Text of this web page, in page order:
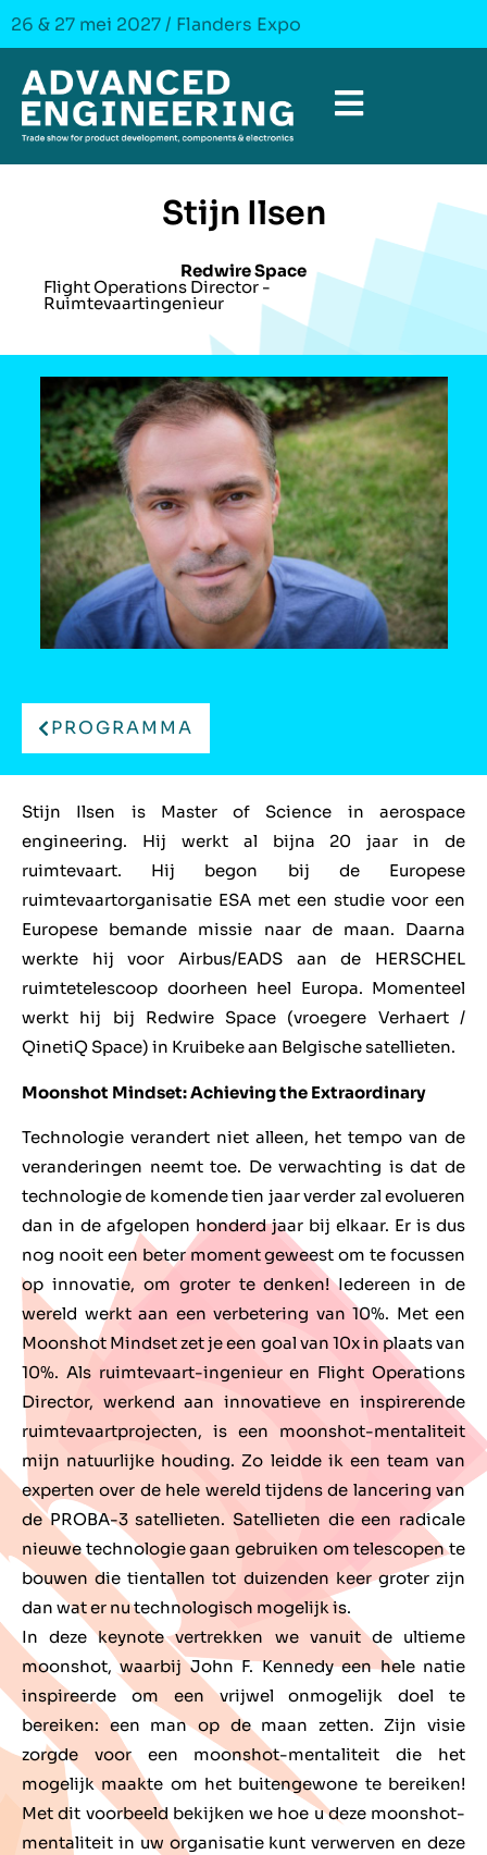
26 & 27 mei 2027 / Flanders Expo
Stijn Ilsen
Redwire Space
Flight Operations Director -
Ruimtevaartingenieur
PROGRAMMA
Stijn Ilsen is Master of Science in aerospace
engineering. Hij werkt al bijna 20 jaar in de
ruimtevaart. Hij begon bij de Europese
ruimtevaartorganisatie ESA met een studie voor een
Europese bemande missie naar de maan. Daarna
werkte hij voor Airbus/EADS aan de HERSCHEL
ruimtetelescoop doorheen heel Europa. Momenteel
werkt hij bij Redwire Space (vroegere Verhaert /
QinetiQ Space) in Kruibeke aan Belgische satellieten.
Moonshot Mindset: Achieving the Extraordinary
Technologie verandert niet alleen, het tempo van de
veranderingen neemt toe. De verwachting is dat de
technologie de komende tien jaar verder zal evolueren
dan in de afgelopen honderd jaar bij elkaar. Er is dus
nog nooit een beter moment geweest om te focussen
op innovatie, om groter te denken! Iedereen in de
wereld werkt aan een verbetering van 10%. Met een
Moonshot Mindset zet je een goal van 10x in plaats van
10%. Als ruimtevaart-ingenieur en Flight Operations
Director, werkend aan innovatieve en inspirerende
ruimtevaartprojecten, is een moonshot-mentaliteit
mijn natuurlijke houding. Zo leidde ik een team van
experten over de hele wereld tijdens de lancering van
de PROBA-3 satellieten. Satellieten die een radicale
nieuwe technologie gaan gebruiken om telescopen te
bouwen die tientallen tot duizenden keer groter zijn
dan wat er nu technologisch mogelijk is.
In deze keynote vertrekken we vanuit de ultieme
moonshot, waarbij John F. Kennedy een hele natie
inspireerde om een vrijwel onmogelijk doel te
bereiken: een man op de maan zetten. Zijn visie
zorgde voor een moonshot-mentaliteit die het
mogelijk maakte om het buitengewone te bereiken!
Met dit voorbeeld bekijken we hoe u deze moonshot-
mentaliteit in uw organisatie kunt verwerven en deze